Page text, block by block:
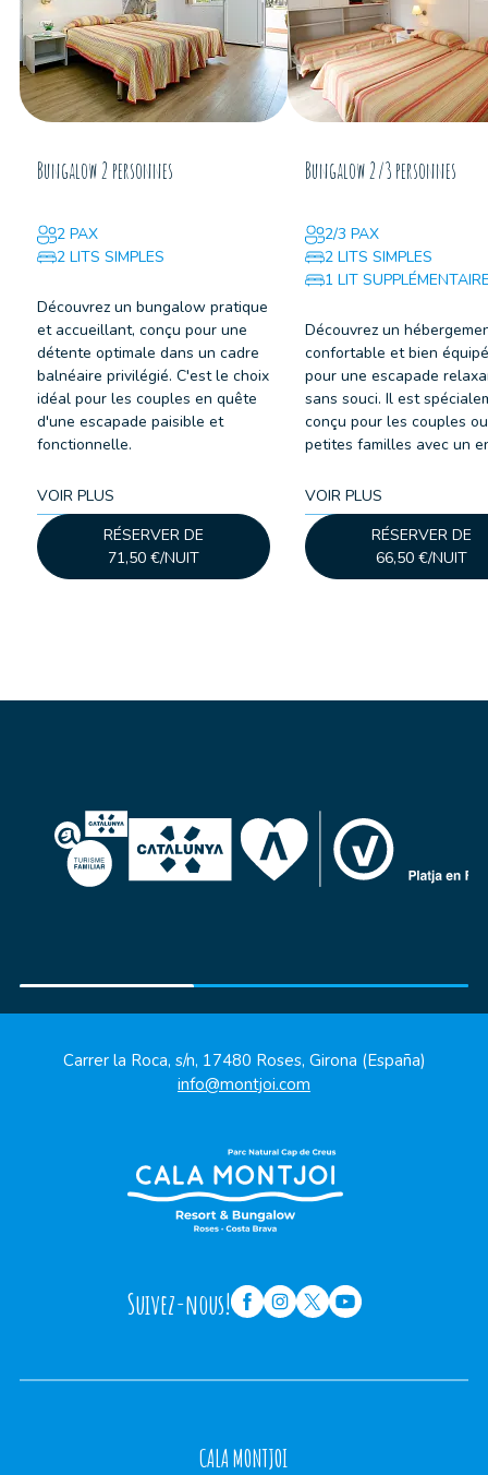
Bungalow 2 personnes
2 PAX
2 LITS SIMPLES
Découvrez un bungalow pratique
et accueillant, conçu pour une
détente optimale dans un cadre
balnéaire privilégié. C'est le choix
idéal pour les couples en quête
d'une escapade paisible et
fonctionnelle.
VOIR PLUS
RÉSERVER DE
71,50 €/NUIT
Bungalow 2/3 personnes
2/3 PAX
2 LITS SIMPLES
1 LIT
Découvrez un
confortable et bien
pour une escapade
sans souci. Il est
conçu pour les couples
petites familles avec un
VOIR PLUS
RÉSERVER DE
66,50 €/NUIT
Carrer la Roca, s/n, 17480 Roses, Girona (España)
info@montjoi.com
Suivez-nous!
CALA MONTJOI